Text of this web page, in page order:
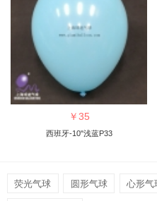
￥35
西班牙-10"浅蓝P33
荧光气球 圆形气球 心形气